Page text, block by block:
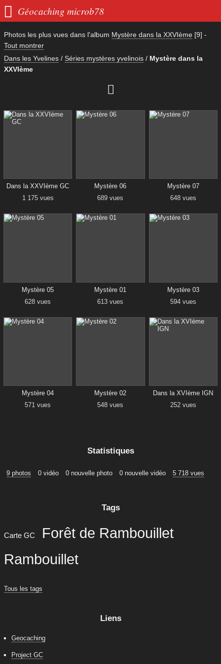
 Géocaching microb78
Photos les plus vues dans l'album Mystère dans la XXVIème [9] -
Tout montrer
Dans les Yvelines / Séries mystères yvelinois / Mystère dans la
XXVIème

Dans la XXVIème GC
1 175 vues
Mystère 06
689 vues
Mystère 07
648 vues
Mystère 05
628 vues
Mystère 01
613 vues
Mystère 03
594 vues
Mystère 04
571 vues
Mystère 02
548 vues
Dans la XVIème IGN
252 vues
Statistiques
9 photos 0 vidéo 0 nouvelle photo 0 nouvelle vidéo 5 718 vues
Tags
Carte GC
Forêt de Rambouillet
Rambouillet
Tous les tags
Liens
Geocaching
Project GC